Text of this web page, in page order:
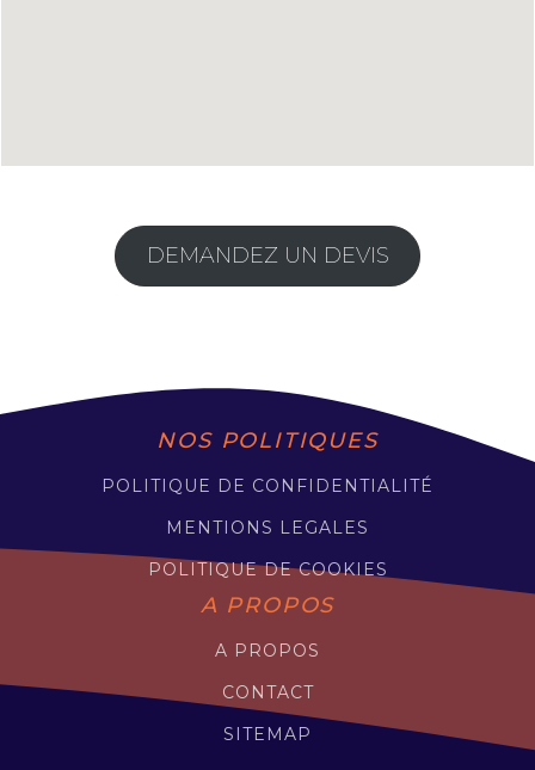
DEMANDEZ UN DEVIS
NOS POLITIQUES
POLITIQUE DE CONFIDENTIALITÉ
MENTIONS LEGALES
POLITIQUE DE COOKIES
A PROPOS
A PROPOS
CONTACT
SITEMAP